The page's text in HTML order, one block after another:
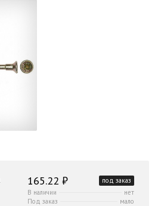
165.22 ₽
под заказ
В наличии
нет
Под заказ
мало